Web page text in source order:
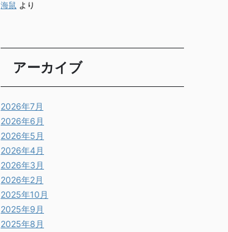
海鼠 より
アーカイブ
2026年7月
2026年6月
2026年5月
2026年4月
2026年3月
2026年2月
2025年10月
2025年9月
2025年8月